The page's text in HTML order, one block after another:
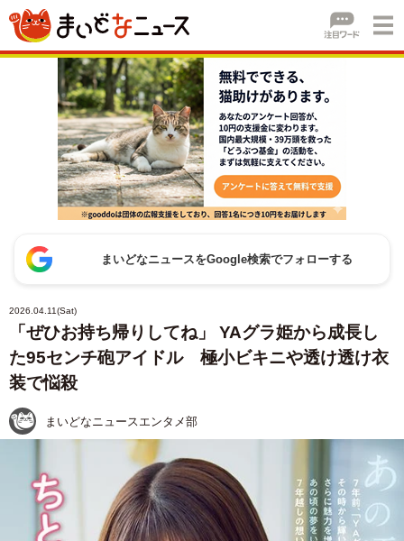
まいどなニュースをGoogle検索でフォローする
2026.04.11(Sat)
「ぜひお持ち帰りしてね」 YAグラ姫から成長し
た95センチ砲アイドル 極小ビキニや透け透け衣
装で悩殺
まいどなニュースエンタメ部